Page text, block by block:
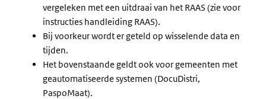
vergeleken met een uitdraai van het RAAS (zie voor
instructies handleiding RAAS).
Bij voorkeur wordt er geteld op wisselende data en
tijden.
Het bovenstaande geldt ook voor gemeenten met
geautomatiseerde systemen (DocuDistri,
PaspoMaat).